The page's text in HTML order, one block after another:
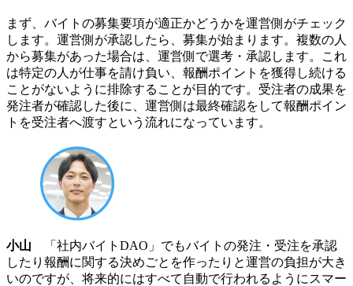
まず、バイトの募集要項が適正かどうかを運営側がチェック
します。運営側が承認したら、募集が始まります。複数の人
から募集があった場合は、運営側で選考・承認します。これ
は特定の人が仕事を請け負い、報酬ポイントを獲得し続ける
ことがないように排除することが目的です。受注者の成果を
発注者が確認した後に、運営側は最終確認をして報酬ポイン
トを受注者へ渡すという流れになっています。
小山 「社内バイトDAO」でもバイトの発注・受注を承認
したり報酬に関する決めごとを作ったりと運営の負担が大き
いのですが、将来的にはすべて自動で行われるようにスマー